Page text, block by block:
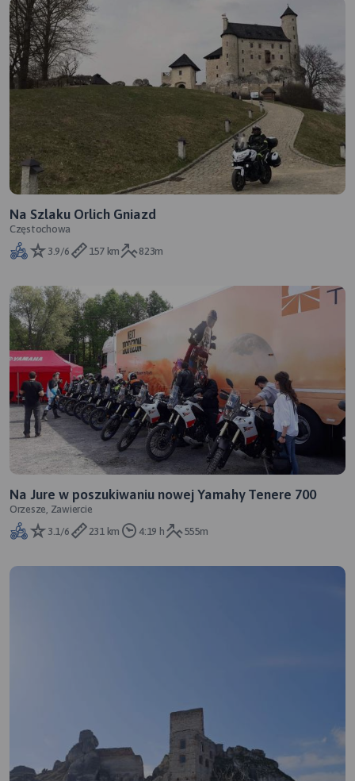
Na Szlaku Orlich Gniazd
Częstochowa
3.9/6
157 km 823m
Na Jure w poszukiwaniu nowej Yamahy Tenere 700
Orzesze, Zawiercie
3.1/6
231 km 4:19 h 555m